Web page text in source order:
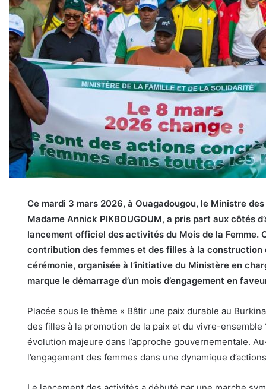
Ce mardi 3 mars 2026, à Ouagadougou, le Ministre
Madame Annick PIKBOUGOUM, a pris part aux côtés
lancement officiel des activités du Mois de la Femme.
contribution des femmes et des filles à la construction
cérémonie, organisée à l’initiative du Ministère en
marque le démarrage d’un mois d’engagement en
Placée sous le thème « Bâtir une paix durable au
des filles à la promotion de la paix et du vivre-
évolution majeure dans l’approche gouvernementale.
l’engagement des femmes dans une dynamique